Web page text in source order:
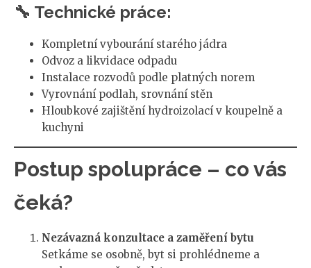
🔧 Technické práce:
Kompletní vybourání starého jádra
Odvoz a likvidace odpadu
Instalace rozvodů podle platných norem
Vyrovnání podlah, srovnání stěn
Hloubkové zajištění hydroizolací v koupelně a
kuchyni
Postup spolupráce – co vás
čeká?
Nezávazná konzultace a zaměření bytu
Setkáme se osobně, byt si prohlédneme a